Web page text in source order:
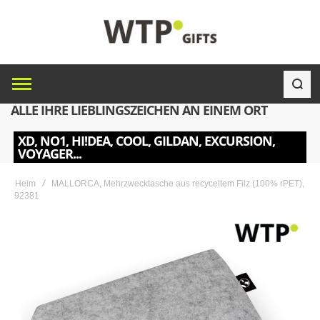
ALLE IHRE LIEBLINGSZEICHEN AN EINEM ORT
XD, NO1, HI!DEA, COOL, GILDAN, EXCURSION,
VOYAGER...
Heim
MALLORCA, Mehrzwecktasche aus recyceltem Filz (100% rPET),
92381
images